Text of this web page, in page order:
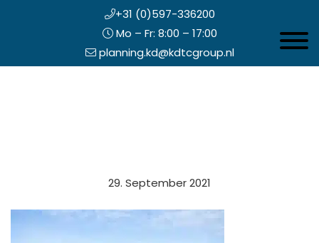
+31 (0)597-336200
Mo – Fr: 8:00 – 17:00
planning.kd@kdtcgroup.nl
29. September 2021